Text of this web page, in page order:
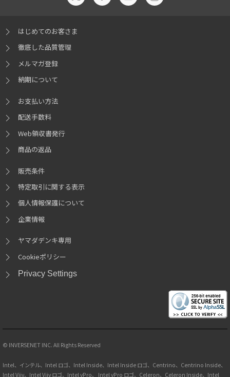
はじめてのお客さま
徹底した品質管理
メルマガ登録
納期について
お支払い方法
配送手数料
Web領収書発行
商品の返品
販売条件
特定取引に関する表示
個人情報保護について
企業情報
ヤマダデンキ専用
Cookieポリシー
Privacy Settings
© INVERSENET INC. All Rights Reserved
Intel、インテル、Intel ロゴ、Intel Inside、Intel Inside ロゴ、Centrino、Centrino Inside、
Intel Viiv、Intel Viiv ロゴ、Intel vPro、 Intel vPro ロゴ、Celeron、Celeron Inside、Intel